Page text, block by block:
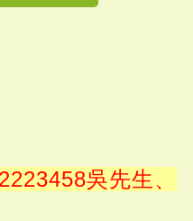
吳先生、